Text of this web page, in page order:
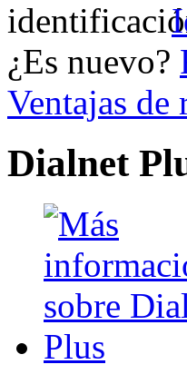
¿Es nuevo?
Ventajas de
Dialnet